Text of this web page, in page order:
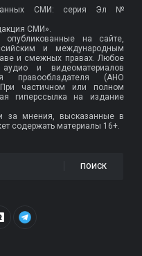
СМИ: серия Эл №
СМИ».
на сайте,
и международным
и смежных правах. Любое
аудио и видеоматериалов
правообладателя (АНО
частичном или полном
гиперссылка на издание
за мнения, высказанные в
содержать материалы 16+.
ПОИСК